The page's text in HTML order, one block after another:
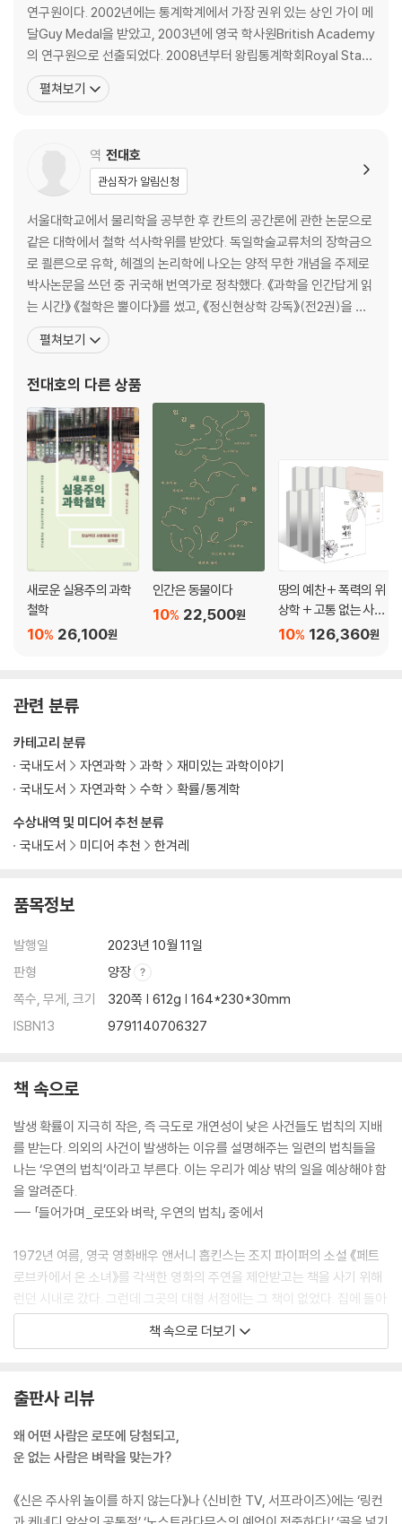
부록 A: 정신이 멍할 정도로 큰 수와 아찔할 정도로 작은 수
부록 B: 확률을 계산하는 규칙들
연구원이다. 2002년에는 통계학계에서 가장 권위 있는 상인 가이 메
달Guy Medal을 받았고, 2003년에 영국 학사원British Academy
의 연구원으로 선출되었다. 2008년부터 왕립통계학회Royal Stati
stical Society 회장을 지냈으며 그동안의 연구 업적으로 2013년
대영 제국 훈장Order of the British Empire을 받았다. 유럽에서
펼쳐보기
역 전대호
관심작가 알림신청
서울대학교에서 물리학을 공부한 후 칸트의 공간론에 관한 논문으로
같은 대학에서 철학 석사학위를 받았다. 독일학술교류처의 장학금으
로 쾰른으로 유학, 헤겔의 논리학에 나오는 양적 무한 개념을 주제로
박사논문을 쓰던 중 귀국해 번역가로 정착했다. 《과학을 인간답게 읽
는 시간》 《철학은 뿔이다》를 썼고, 《정신현상학 강독》(전2권)을 옮
기고 썼으며, 《가끔 중세를 꿈꾼다》 《성찰》을 비롯해 몇 권의 시집을
냈다. 《물은 H2O인가?》 《신에 관하여》 《관조하는 삶》 《허구의 철
믹스》 《헤겔》(공역) 《초월적 관념론 체계
펼쳐보기
전대호의 다른 상품
새로운 실용주의 과학
철학
26,100원
10%
인간은 동물이다
22,500원
10%
땅의 예찬 + 폭력의 위
상학 + 고통 없는 사회
+ 리추얼의 종말 + 사
126,360원
10%
관련 분류
수상내역 및 미디어 추천 분류
국내도서
미디어 추천 한겨레
카테고리 분류
국내도서
자연과학 과학
재미있는 과학이야기
국내도서
자연과학 수학 확률/통계학
품목정보
발행일
2023년 10월 11일
판형
양장
쪽수, 무게, 크기
320쪽 | 612g | 164*230*30mm
ISBN13
9791140706327
책 속으로
발생 확률이 지극히 작은, 즉 극도로 개연성이 낮은 사건들도 법칙의 지배
를 받는다. 의외의 사건이 발생하는 이유를 설명해주는 일련의 법칙들을
나는 ‘우연의 법칙’이라고 부른다. 이는 우리가 예상 밖의 일을 예상해야 함
을 알려준다.
--- 「들어가며_로또와 벼락, 우연의 법칙」 중에서
1972년 여름, 영국 영화배우 앤서니 홉킨스는 조지 파이퍼의 소설 《페트
로브카에서 온 소녀》를 각색한 영화의 주연을 제안받고는 책을 사기 위해
런던 시내로 갔다. 그런데 그곳의 대형 서점에는 그 책이 없었다. 집에 돌아
가기 위해 레스터 스퀘어 지하철역에서 열차를 기다리던 그는 옆자리에 버
려져 있는 책을 발견했다. 그 책은 바로 《페트로브카에서 온 소녀》였다.
월에 자신이 갖고 있던 《페트로브카에서 온 소녀》를 친구에게 주었는데 친
구가 그 책을 런던의 베이스워터에서 잃어버렸다고 했다. 그 책은 미국판
출간을 위해 영국식 영어를 미국식 영어로 바꿀 대목들을 표시하고 주석을
다를까, 그것은 파이퍼가 주석을 달고 그의 친구가 잃어버린 바로 그 책이
었다.
책 속으로 더보기
출판사 리뷰
왜 어떤 사람은 로또에 당첨되고,
운 없는 사람은 벼락을 맞는가?
《신은 주사위 놀이를 하지 않는다》나 〈신비한 TV, 서프라이즈〉에는 ‘링컨